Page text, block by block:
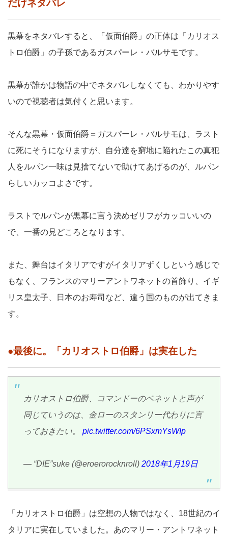
だけネタバレ
黒幕をネタバレすると、「仮面伯爵」の正体は「カリオス
トロ伯爵」の子孫であるガスパーレ・バルサモです。
黒幕が誰かは物語の中でネタバレしなくても、わかりやす
いので視聴者は気付くと思います。
そんな黒幕・仮面伯爵＝ガスパーレ・バルサモは、ラスト
に死にそうになりますが、自分達を窮地に陥れたこの真犯
人をルパン一味は見捨てないで助けてあげるのが、ルパン
らしいカッコよさです。
ラストでルパンが黒幕に言う決めゼリフがカッコいいの
で、一番の見どころとなります。
また、舞台はイタリアですがイタリアずくしという感じで
もなく、フランスのマリーアントワネットの首飾り、イギ
リス皇太子、日本のお寿司など、違う国のものが出てきま
す。
●最後に。「カリオストロ伯爵」は実在した
カリオストロ伯爵、コマンドーのベネットと声が
同じていうのは、金ローのスタンリー代わりに言
っておきたい。 pic.twitter.com/6PSxmYsWIp
— “DIE”suke (@eroerorocknroll) 2018年1月19日
「カリオストロ伯爵」は空想の人物ではなく、18世紀のイ
タリアに実在していました。あのマリー・アントワネット